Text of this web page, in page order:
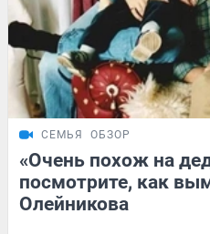
СЕМЬЯ ОБЗОР
«Очень похож на
посмотрите, как
Олейникова